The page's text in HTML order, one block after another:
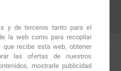
y de terceros tanto para el
la web como para recopilar
recibe esta web, obtener
las ofertas de nuestros
mostrarle publicidad